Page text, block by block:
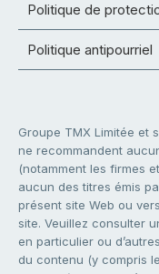
Politique de
Politique antipourriel
Groupe TMX Limitée et
ne recommandent
(notamment les firmes
aucun des titres émis
présent site Web ou
site. Veuillez consulter
en particulier ou
du contenu (y compris